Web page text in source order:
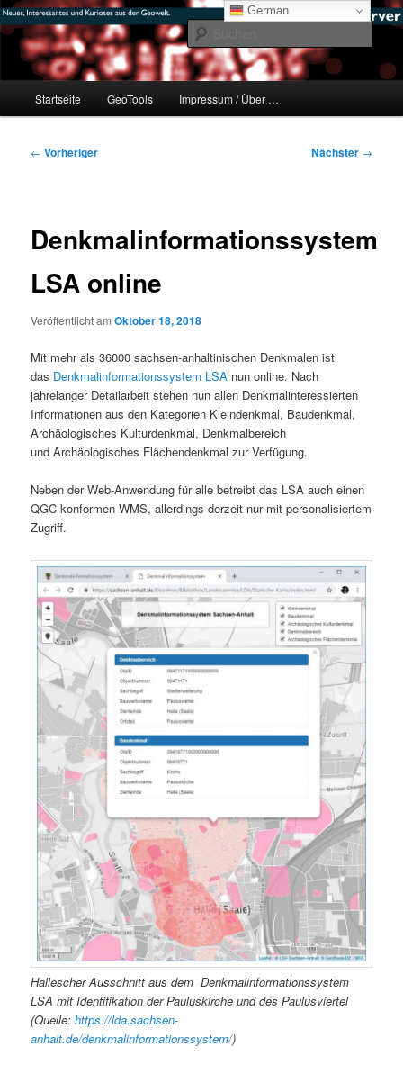
Zum
primären
Inhalt
springen#geoObserver
mikeE's GeoBlog
Startseite GeoTools Impressum / Über …
Beitragsnavigation
← Vorheriger Nächster →
Denkmalinformationssystem
LSA online
Veröffentlicht amOktober 18, 2018
Mit mehr als 36000 sachsen-anhaltinischen Denkmalen ist
das Denkmalinformationssystem LSA nun online. Nach
jahrelanger Detailarbeit stehen nun allen Denkmalinteressierten
Informationen aus den Kategorien Kleindenkmal, Baudenkmal,
Archäologisches Kulturdenkmal, Denkmalbereich
und Archäologisches Flächendenkmal zur Verfügung.
Neben der Web-Anwendung für alle betreibt das LSA auch einen
QGC-konformen WMS, allerdings derzeit nur mit personalisiertem
Zugriff.
Hallescher Ausschnitt aus dem Denkmalinformationssystem
LSA mit Identifikation der Pauluskirche und des Paulusviertel
(Quelle:https://lda.sachsen-
anhalt.de/denkmalinformationssystem/)
German